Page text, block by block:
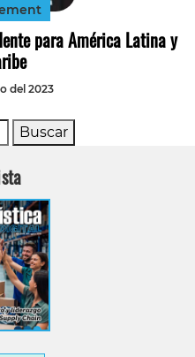
para América Latina y
del 2023
Buscar